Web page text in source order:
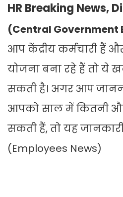
HR Breaking News,
(Central Government
आप केंद्रीय कर्मचारी हैं
योजना बना रहे हैं तो ये
सकती है। अगर आप
आपको साल में कितनी
सकती हैं, तो यह
(Employees News)